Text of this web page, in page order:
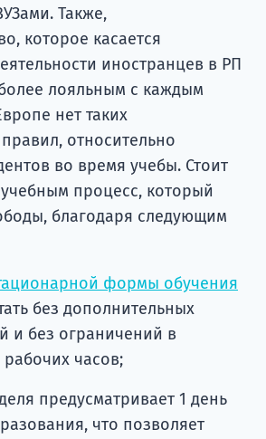
Также,
которое касается
иностранцев в РП
лояльным с каждым
нет таких
относительно
во время учебы. Стоит
процесс, который
благодаря следующим
формы обучения
без дополнительных
и без ограничений в
рабочих часов;
предусматривает 1 день
что позволяет